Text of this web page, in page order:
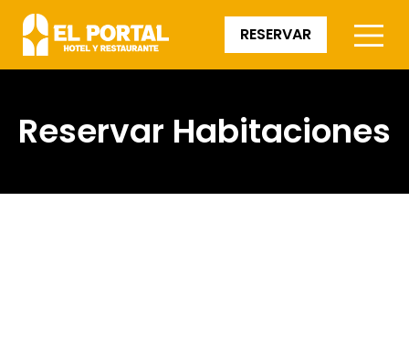
RESERVAR
Reservar Habitaciones